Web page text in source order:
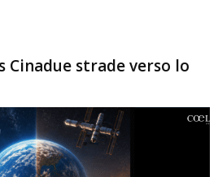
Cinadue strade verso lo